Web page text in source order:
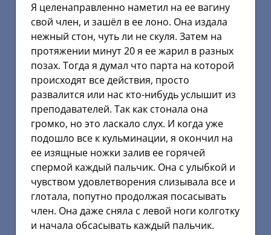
Я целенаправленно наметил на ее вагину
свой член, и зашёл в ее лоно. Она издала
нежный стон, чуть ли не скуля. Затем на
протяжении минут 20 я ее жарил в разных
позах. Тогда я думал что парта на которой
происходят все действия, просто
развалится или нас кто-нибудь услышит из
преподавателей. Так как стонала она
громко, но это ласкало слух. И когда уже
подошло все к кульминации, я окончил на
ее изящные ножки залив ее горячей
спермой каждый пальчик. Она с улыбкой и
чувством удовлетворения слизывала все и
глотала, попутно продолжая посасывать
член. Она даже сняла с левой ноги колготку
и начала обсасывать каждый пальчик.